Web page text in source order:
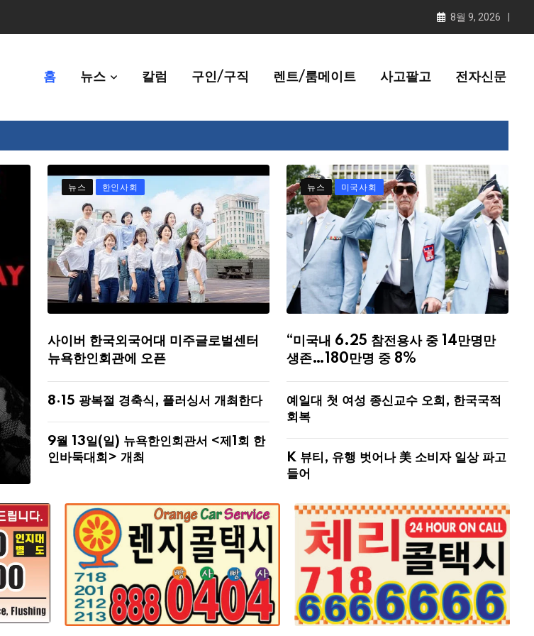
8월 9, 2026
홈 뉴스 칼럼 구인/구직 렌트/룸메이트 사고팔고 전자신문
뉴스 한인사회
사이버 한국외국어대 미주글로벌센터
뉴욕한인회관에 오픈
8·15 광복절 경축식, 플러싱서 개최한다
9월 13일(일) 뉴욕한인회관서 <제1회 한
인바둑대회> 개최
뉴스 미국사회
“미국내 6.25 참전용사 중 14만명만
생존…180만명 중 8%
예일대 첫 여성 종신교수 오희, 한국국적
회복
K 뷰티, 유행 벗어나 美 소비자 일상 파고
들어